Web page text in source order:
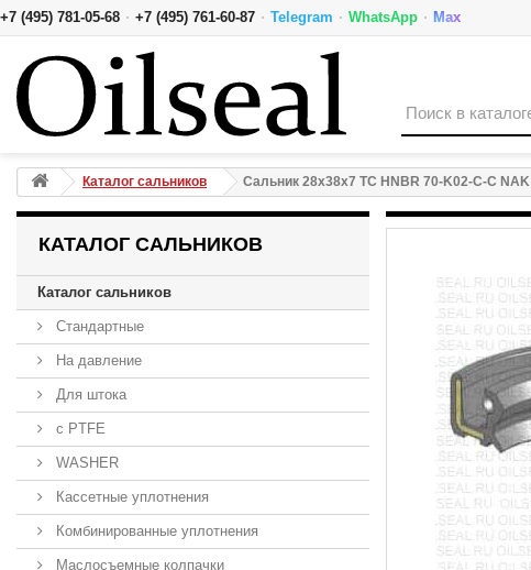
+7 (495) 781-05-68 · +7 (495) 761-60-87 · Telegram · WhatsApp · Max
Каталог сальников Сальник 28x38x7 TC HNBR 70-K02-C-C NAK
КАТАЛОГ САЛЬНИКОВ
Каталог сальников
Стандартные
На давление
Для штока
с PTFE
WASHER
Кассетные уплотнения
Комбинированные уплотнения
Маслосъемные колпачки
Сальник 28x38x7 TC HNBR 70-K02-C-C NAK